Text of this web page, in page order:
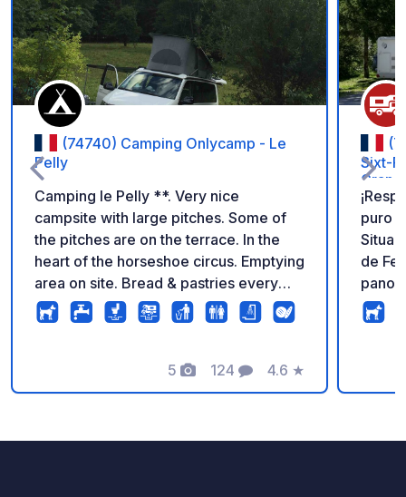
Añadir a tus
(74740) Camping Onlycamp - Le
Pelly
Camping le Pelly **. Very nice
campsite with large pitches. Some of
the pitches are on the terrace. In the
heart of the horseshoe circus. Emptying
area on site. Bread & pastries every
morning baked on site. Ask for your
pass at the car park ticket offices to
5
Fotos
124
Comentarios
4.6
Calificación
★
Sixt-
puro
de